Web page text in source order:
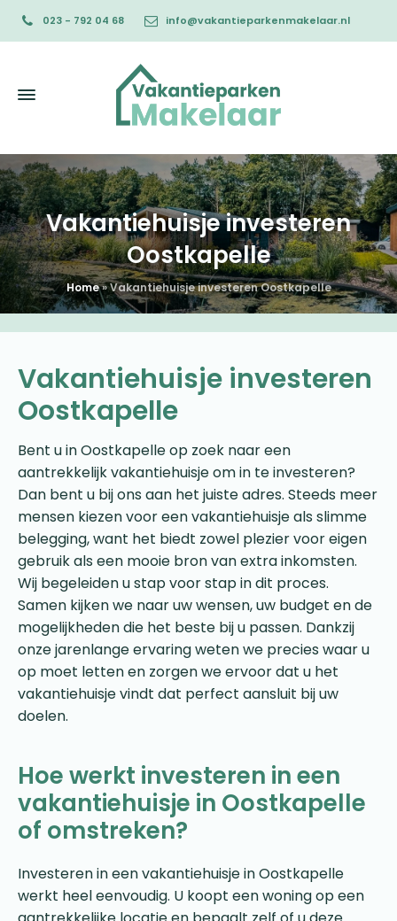
023 - 792 04 68 info@vakantieparkenmakelaar.nl
Vakantiehuisje investeren
Oostkapelle
Home»Vakantiehuisje investeren Oostkapelle
Vakantiehuisje investeren
Oostkapelle
Bent u in Oostkapelle op zoek naar een
aantrekkelijk vakantiehuisje om in te investeren?
Dan bent u bij ons aan het juiste adres. Steeds meer
mensen kiezen voor een vakantiehuisje als slimme
belegging, want het biedt zowel plezier voor eigen
gebruik als een mooie bron van extra inkomsten.
Wij begeleiden u stap voor stap in dit proces.
Samen kijken we naar uw wensen, uw budget en de
mogelijkheden die het beste bij u passen. Dankzij
onze jarenlange ervaring weten we precies waar u
op moet letten en zorgen we ervoor dat u het
vakantiehuisje vindt dat perfect aansluit bij uw
doelen.
Hoe werkt investeren in een
vakantiehuisje in Oostkapelle
of omstreken?
Investeren in een vakantiehuisje in Oostkapelle
werkt heel eenvoudig. U koopt een woning op een